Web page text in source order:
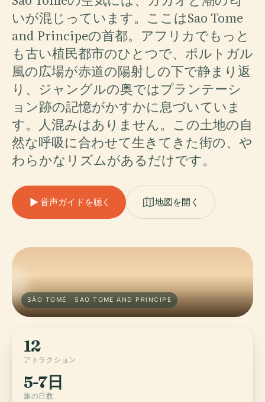
いが混じっています。ここはSao Tome
and Principeの首都。アフリカでもっと
も古い植民都市のひとつで、ポルトガル
風の広場が赤道の陽射しの下で静まり返
り、ジャングルの奥ではプランテーシ
ョン跡の記憶がかすかに息づいていま
す。人混みはありません。この土地の自
然な呼吸に合わせて生きてきた街の、や
わらかなリズムがあるだけです。
音声ガイドを聴く 地図を開く
SÃO TOMÉ · SAO TOME AND PRINCIPE
12
アトラクション
5-7日
旅の日数